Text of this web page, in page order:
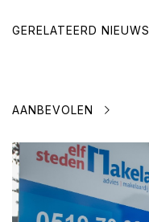
GERELATEERD NIEUWS
AANBEVOLEN